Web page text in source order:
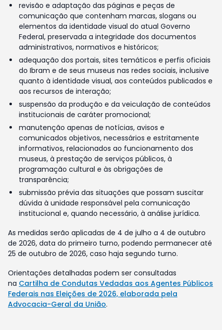
revisão e adaptação das páginas e peças de
comunicação que contenham marcas, slogans ou
elementos da identidade visual do atual Governo
Federal, preservada a integridade dos documentos
administrativos, normativos e históricos;
adequação dos portais, sites temáticos e perfis oficiais
do Ibram e de seus museus nas redes sociais, inclusive
quanto à identidade visual, aos conteúdos publicados e
aos recursos de interação;
suspensão da produção e da veiculação de conteúdos
institucionais de caráter promocional;
manutenção apenas de notícias, avisos e
comunicados objetivos, necessários e estritamente
informativos, relacionados ao funcionamento dos
museus, à prestação de serviços públicos, à
programação cultural e às obrigações de
transparência;
submissão prévia das situações que possam suscitar
dúvida à unidade responsável pela comunicação
institucional e, quando necessário, à análise jurídica.
As medidas serão aplicadas de 4 de julho a 4 de outubro
de 2026, data do primeiro turno, podendo permanecer até
25 de outubro de 2026, caso haja segundo turno.
Orientações detalhadas podem ser consultadas
na Cartilha de Condutas Vedadas aos Agentes Públicos
Federais nas Eleições de 2026, elaborada pela
Advocacia-Geral da União.